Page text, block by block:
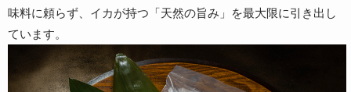
味料に頼らず、イカが持つ「天然の旨み」を最大限に引き出し
ています。